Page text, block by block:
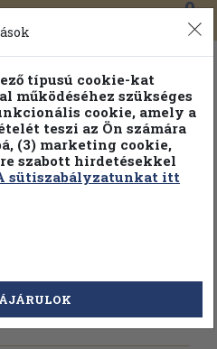
0
kiadványunk közül
Válasszon példányt
típusú cookie-kat
működéséhez szükséges
cookie, amely a
teszi az Ön számára
(3) marketing cookie,
szabott hirdetésekkel
sütiszabályzatunkat itt